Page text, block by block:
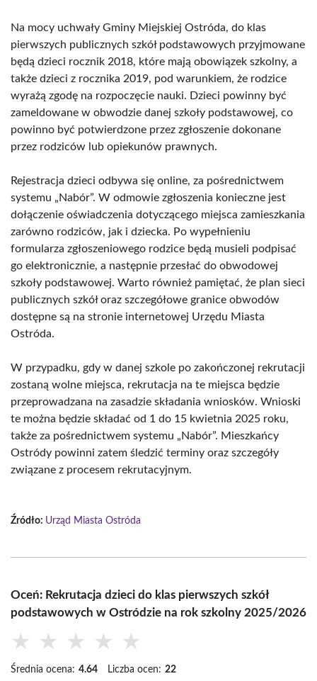
Na mocy uchwały Gminy Miejskiej Ostróda, do klas
pierwszych publicznych szkół podstawowych przyjmowane
będą dzieci rocznik 2018, które mają obowiązek szkolny, a
także dzieci z rocznika 2019, pod warunkiem, że rodzice
wyrażą zgodę na rozpoczęcie nauki. Dzieci powinny być
zameldowane w obwodzie danej szkoły podstawowej, co
powinno być potwierdzone przez zgłoszenie dokonane
przez rodziców lub opiekunów prawnych.
Rejestracja dzieci odbywa się online, za pośrednictwem
systemu „Nabór”. W odmowie zgłoszenia konieczne jest
dołączenie oświadczenia dotyczącego miejsca zamieszkania
zarówno rodziców, jak i dziecka. Po wypełnieniu
formularza zgłoszeniowego rodzice będą musieli podpisać
go elektronicznie, a następnie przesłać do obwodowej
szkoły podstawowej. Warto również pamiętać, że plan sieci
publicznych szkół oraz szczegółowe granice obwodów
dostępne są na stronie internetowej Urzędu Miasta
Ostróda.
W przypadku, gdy w danej szkole po zakończonej rekrutacji
zostaną wolne miejsca, rekrutacja na te miejsca będzie
przeprowadzana na zasadzie składania wniosków. Wnioski
te można będzie składać od 1 do 15 kwietnia 2025 roku,
także za pośrednictwem systemu „Nabór”. Mieszkańcy
Ostródy powinni zatem śledzić terminy oraz szczegóły
związane z procesem rekrutacyjnym.
Źródło: Urząd Miasta Ostróda
Oceń: Rekrutacja dzieci do klas pierwszych szkół
podstawowych w Ostródzie na rok szkolny 2025/2026
★ ★ ★ ★ ★
Średnia ocena: 4.64 Liczba ocen: 22